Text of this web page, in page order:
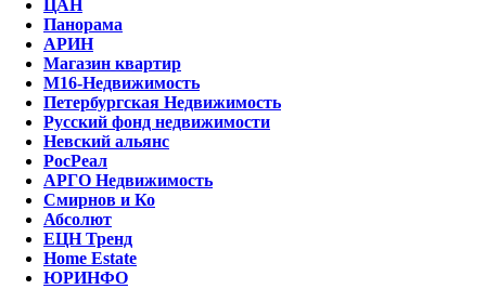
ЦАН
Панорама
АРИН
Магазин квартир
М16-Недвижимость
Петербургская Недвижимость
Русский фонд недвижимости
Невский альянс
РосРеал
АРГО Недвижимость
Смирнов и Ко
Абсолют
ЕЦН Тренд
Home Estate
ЮРИНФО